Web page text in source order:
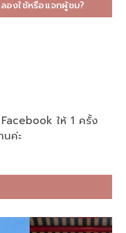
องใช้หรือแจกผู้ชม?
ให้ 1 ครั้ง
นค่ะ